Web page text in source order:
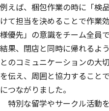
例えば、梱包作業の時に「検
けて担当を決めることで作業
様優先」の意識をチーム全員
結果、閉店と同時に帰れるよ
とのコミュニケーションの大
を伝え、周囲と協力すること
につながりました。
特別な留学やサークル活動